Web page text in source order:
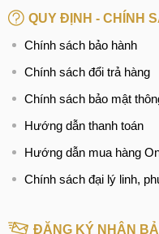
QUY ĐỊNH - CHÍNH
Chính sách bảo hành
Chính sách đổi trả hàng
Chính sách bảo mật
Hướng dẫn thanh toán
Hướng dẫn mua hàng
Chính sách đại lý linh,
ĐĂNG KÝ NHẬN